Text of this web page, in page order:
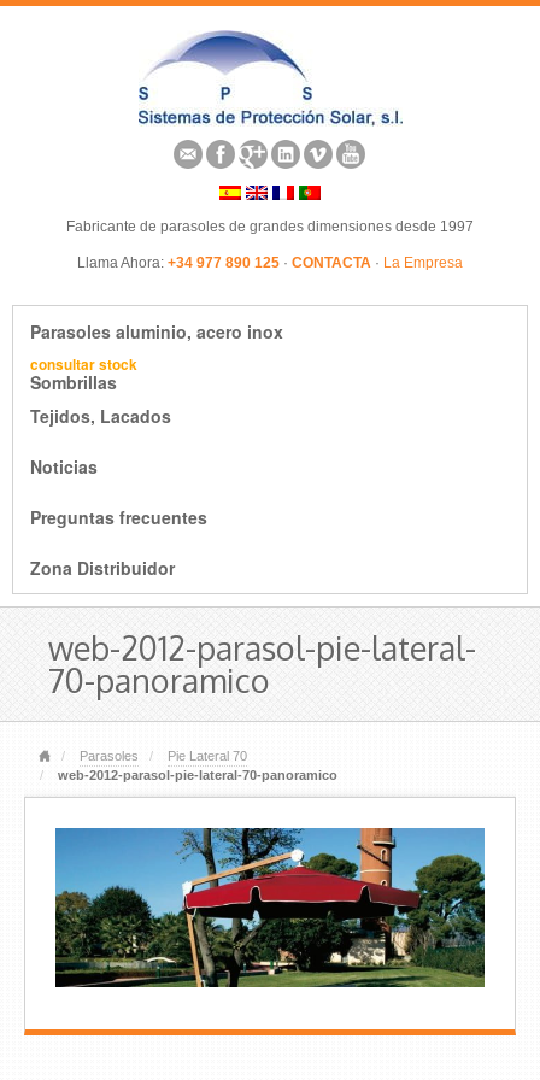
Fabricante de parasoles de grandes dimensiones desde 1997
Llama Ahora: +34 977 890 125 · CONTACTA · La Empresa
Parasoles aluminio, acero inox
Sombrillas
consultar stock
Tejidos, Lacados
Noticias
Preguntas frecuentes
Zona Distribuidor
web-2012-parasol-pie-lateral-
70-panoramico
Parasoles
Pie Lateral 70
web-2012-parasol-pie-lateral-70-panoramico